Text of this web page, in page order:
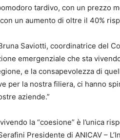
tardivo, con un prezzo
un aumento di oltre il 40%
Saviotti, coordinatrice del
emergenziale che sta
e la consapevolezza di
per la nostra filiera, ci hanno
aziende.”
la “coesione” è l’unica
Presidente di ANICAV –